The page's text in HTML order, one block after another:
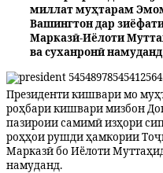
миллат муҳтарам
Вашингтон дар
Марказӣ-Иёлоти
ва суханронӣ
Президенти кишвари мо
роҳбари кишвари мизбон
пазироии самимӣ изҳори
роҳҳои рушди ҳамкории
Марказӣ бо Иёлоти
намуданд.